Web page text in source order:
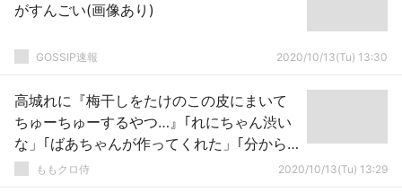
がすんごい(画像あり)
GOSSIP速報 2020/10/13(Tu) 13:30
高城れに『梅干しをたけのこの皮にまいて
ちゅーちゅーするやつ…』｢れにちゃん渋い
な」｢ばあちゃんが作ってくれた」｢分から
んｗ」ももクロ侍 2020/10/13(Tu) 13:29